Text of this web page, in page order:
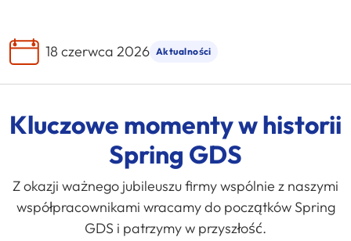
18 czerwca 2026 Aktualności
Kluczowe momenty w historii
Spring GDS
Z okazji ważnego jubileuszu firmy wspólnie z naszymi
współpracownikami wracamy do początków Spring
GDS i patrzymy w przyszłość.